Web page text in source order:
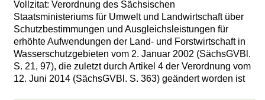
Vollzitat: Verordnung des Sächsischen
Staatsministeriums für Umwelt und Landwirtschaft über
Schutzbestimmungen und Ausgleichsleistungen für
erhöhte Aufwendungen der Land- und Forstwirtschaft in
Wasserschutzgebieten vom 2. Januar 2002 (SächsGVBl.
S. 21, 97), die zuletzt durch Artikel 4 der Verordnung vom
12. Juni 2014 (SächsGVBl. S. 363) geändert worden ist